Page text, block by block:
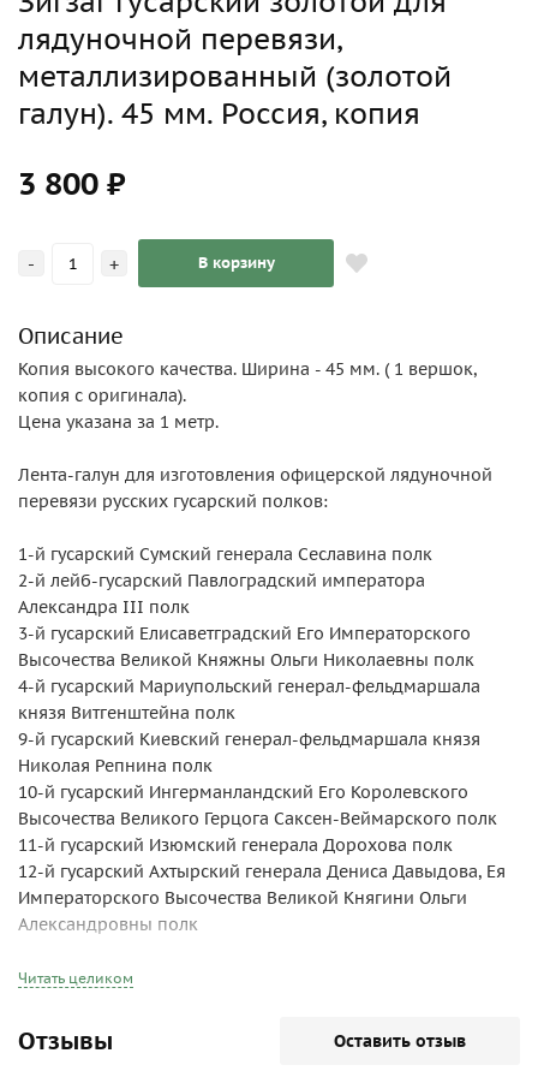
лядуночной перевязи,
металлизированный (золотой
галун). 45 мм. Россия, копия
3 800 ₽
- + В корзину
Описание
Копия высокого качества. Ширина - 45 мм. ( 1 вершок,
копия с оригинала).
Цена указана за 1 метр.
Лента-галун для изготовления офицерской лядуночной
перевязи русских гусарский полков:
1-й гусарский Сумский генерала Сеславина полк
2-й лейб-гусарский Павлоградский императора
Александра III полк
3-й гусарский Елисаветградский Его Императорского
Высочества Великой Княжны Ольги Николаевны полк
4-й гусарский Мариупольский генерал-фельдмаршала
князя Витгенштейна полк
9-й гусарский Киевский генерал-фельдмаршала князя
Николая Репнина полк
10-й гусарский Ингерманландский Его Королевского
Высочества Великого Герцога Саксен-Веймарского полк
11-й гусарский Изюмский генерала Дорохова полк
12-й гусарский Ахтырский генерала Дениса Давыдова, Ея
Императорского Высочества Великой Княгини Ольги
Александровны полк
Великого Князя Николая Николаевича полк
Высочества Великого Князя Михаила Александровича
полк
Читать целиком
Отзывы Оставить отзыв